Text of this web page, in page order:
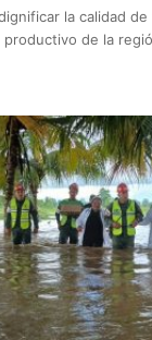
la calidad
de la